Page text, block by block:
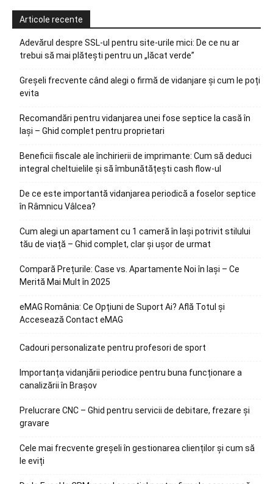
Articole recente
Adevărul despre SSL-ul pentru site-urile mici: De ce nu ar
trebui să mai plătești pentru un „lăcat verde”
Greșeli frecvente când alegi o firmă de vidanjare și cum le poți
evita
Recomandări pentru vidanjarea unei fose septice la casă în
Iași – Ghid complet pentru proprietari
Beneficii fiscale ale închirierii de imprimante: Cum să deduci
integral cheltuielile și să îmbunătățești cash flow-ul
De ce este importantă vidanjarea periodică a foselor septice
în Râmnicu Vâlcea?
Cum alegi un apartament cu 1 cameră în Iași potrivit stilului
tău de viață – Ghid complet, clar și ușor de urmat
Compară Prețurile: Case vs. Apartamente Noi în Iași – Ce
Merită Mai Mult în 2025
eMAG România: Ce Opțiuni de Suport Ai? Află Totul și
Accesează Contact eMAG
Cadouri personalizate pentru profesori de sport
Importanța vidanjării periodice pentru buna funcționare a
canalizării în Brașov
Prelucrare CNC – Ghid pentru servicii de debitare, frezare și
gravare
Cele mai frecvente greșeli în gestionarea clienților și cum să
le eviți